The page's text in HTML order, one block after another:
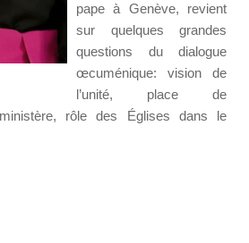
pape à Genève, revient
sur quelques grandes
questions du dialogue
œcuménique: vision de
l’unité, place de
rôle des Églises dans le